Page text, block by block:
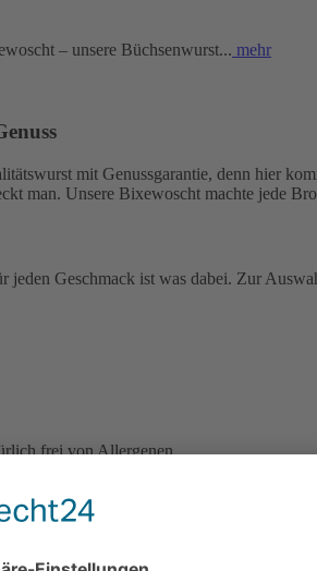
– unsere Büchsenwurst... mehr
mit Genussgarantie, denn hier
man. Unsere Bixewoscht machte jede
Geschmack ist was dabei. Zur
frei von Allergenen.
Frage der Haltung. Auf unserem Hof